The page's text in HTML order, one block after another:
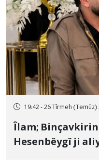
19:42 - 26 Tîrmeh (Temûz)
Îlam;
Hesenbêygî ji